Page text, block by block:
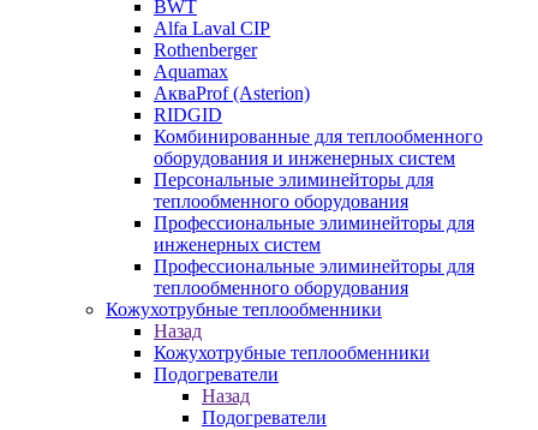
BWT
Alfa Laval CIP
Rothenberger
Aquamax
АкваProf (Asterion)
RIDGID
Комбинированные для теплообменного
оборудования и инженерных систем
Персональные элиминейторы для
теплообменного оборудования
Профессиональные элиминейторы для
инженерных систем
Профессиональные элиминейторы для
теплообменного оборудования
Кожухотрубные теплообменники
Назад
Кожухотрубные теплообменники
Подогреватели
Назад
Подогреватели